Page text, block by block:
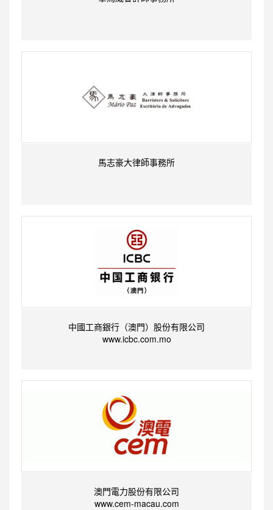
馬志豪大律師事務所
中國工商銀行（澳門）股份有限公司
www.icbc.com.mo
澳門電力股份有限公司
www.cem-macau.com